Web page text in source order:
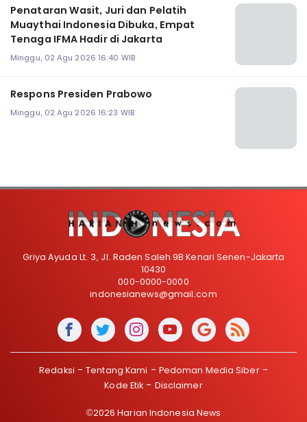
Penataran Wasit, Juri dan Pelatih
Muaythai Indonesia Dibuka, Empat
Tenaga IFMA Hadir di Jakarta
Minggu, 02 Agu 2026 16:40 WIB
Respons Presiden Prabowo
Minggu, 02 Agu 2026 16:23 WIB
Griya Ayuda Lt. 3, Jl. Raden Saleh 9B Kenari Senen-Jakarta
10430
000-0000-0000
indonesianews@gmail.com
Redaksi Tentang Kami
Pedoman Media Siber
Kode Etik
Disclaimer
©2026 Harian Indonesia News